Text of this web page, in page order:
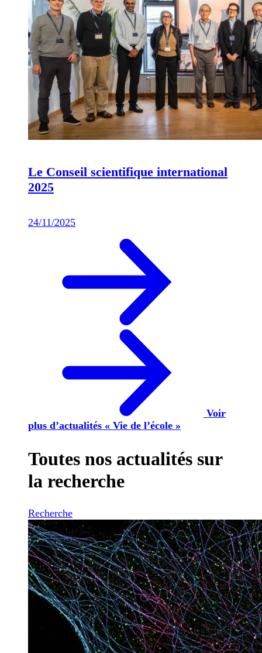
Le Conseil scientifique international
2025
24/11/2025
Voir
plus d’actualités « Vie de l’école »
Toutes nos actualités sur
la recherche
Recherche